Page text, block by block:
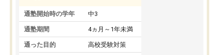
通塾開始時の学年 中3
通塾期間 4ヵ月～1年未満
通った目的 高校受験対策